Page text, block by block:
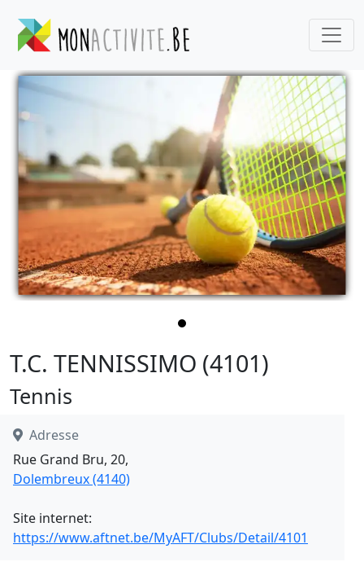
T.C. TENNISSIMO (4101)
Tennis
Adresse
Rue Grand Bru, 20,
Dolembreux (4140)
Site internet:
https://www.aftnet.be/MyAFT/Clubs/Detail/4101